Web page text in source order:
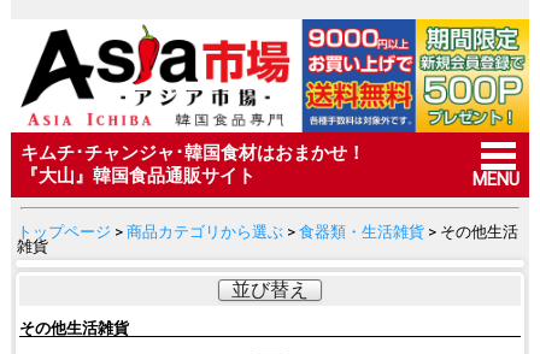
キムチ･チャンジャ･韓国食材はおまかせ！
『大山』韓国食品通販サイト
MENU
トップページ > 商品カテゴリから選ぶ> 食器類・生活雑貨> その他生活
雑貨
並び替え
その他生活雑貨